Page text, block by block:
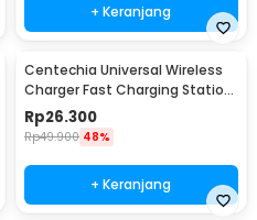
+ Keranjang
Centechia Universal Wireless
Charger Fast Charging Station
Base 2A 10W - K8
Rp26.300
Rp49.900 48%
+ Keranjang